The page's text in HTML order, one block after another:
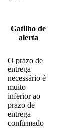
Gatilho de
alerta
O prazo de
entrega
necessário é
muito
inferior ao
prazo de
entrega
confirmado